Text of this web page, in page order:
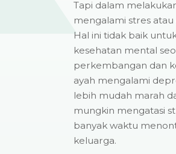
Tapi dalam
mengalami stres
Hal ini tidak baik
kesehatan mental
perkembangan dan
ayah mengalami
lebih mudah marah
mungkin mengatasi
banyak waktu
keluarga.